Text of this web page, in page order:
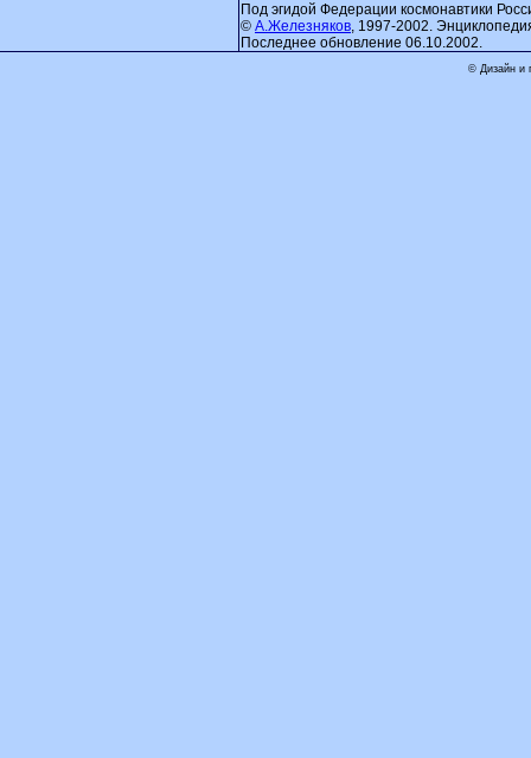
Под эгидой Федерации космонавтики
© А.Железняков, 1997-2002.
Последнее обновление 06.10.2002.
© Дизайн и